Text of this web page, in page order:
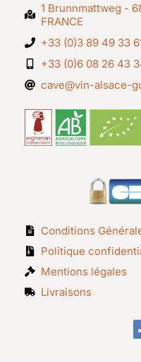
1 Brunnmattweg -
FRANCE
+33 (0)3 89 49 33
+33 (0)6 08 26 43
cave@vin-alsace-
Conditions
Politique
Mentions légales
Livraisons